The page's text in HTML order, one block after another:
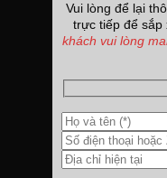
Vui lòng để lại
trực tiếp để sắp
khách vui lòng